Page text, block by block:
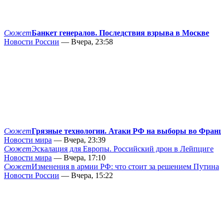
СюжетБанкет генералов. Последствия взрыва в Москве
Новости России — Вчера, 23:58
СюжетГрязные технологии. Атаки РФ на выборы во
Новости мира — Вчера, 23:39
СюжетЭскалация для Европы. Российский дрон в Лейпциге
Новости мира — Вчера, 17:10
СюжетИзменения в армии РФ: что стоит за решением Путина
Новости России — Вчера, 15:22